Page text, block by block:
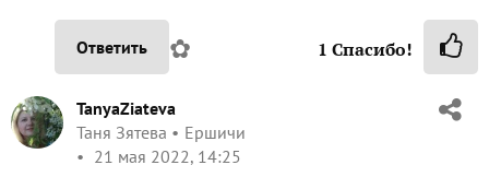
Ответить ✿ 1 Спасибо!
TanyaZiateva
Таня Зятева
Ершичи
21 мая 2022, 14:25